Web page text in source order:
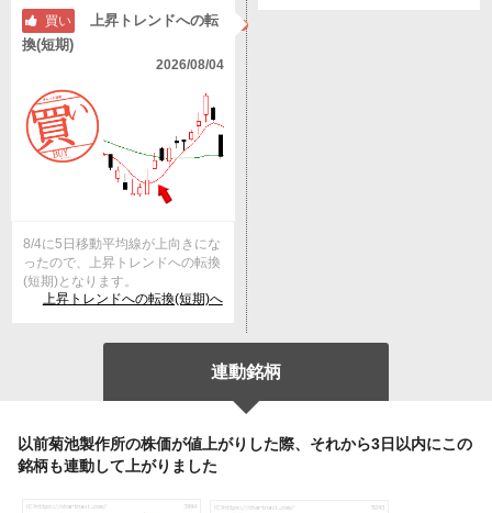
買い
上昇トレンドへの転
換(短期)
2026/08/04
8/4に5日移動平均線が上向きにな
ったので、上昇トレンドへの転換
(短期)となります。
上昇トレンドへの転換(短期)へ
連動銘柄
以前菊池製作所の株価が値上がりした際、それから3日以内にこの
銘柄も連動して上がりました